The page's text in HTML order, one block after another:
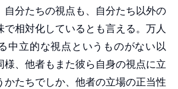
自分たちの視点も、自分たち以外の
で相対化しているとも言える。万人
中立的な視点というものがない以
様、他者もまた彼ら自身の視点に立
かたちでしか、他者の立場の正当性